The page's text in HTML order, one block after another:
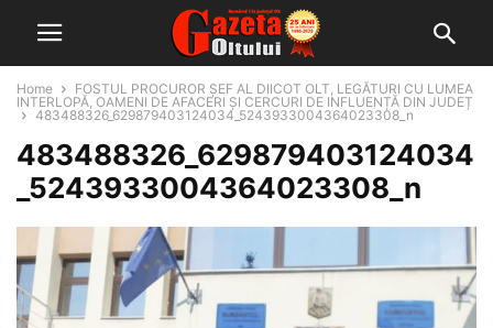
Home
FOSTUL PROCUROR ȘEF AL DIICOT OLT, LEGĂTURI CU LUMEA
INTERLOPĂ, OAMENI DE AFACERI ȘI CERCURI DE INFLUENȚĂ DIN JUDEȚ
483488326_629879403124034_5243933004364023308_n
483488326_629879403124034
_5243933004364023308_n